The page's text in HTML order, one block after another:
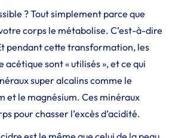
? Tout simplement parce que
corps le métabolise. C’est-à-dire
pendant cette transformation, les
acétique sont « utilisés », et ce qui
super alcalins comme le
et le magnésium. Ces minéraux
pour chasser l’excès d’acidité.